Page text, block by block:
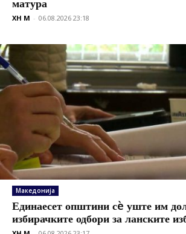
матура
XH M - 06.08.2026 23:18
Македонија
Единаесет општини сè уште им
избирачките одбори за ланските